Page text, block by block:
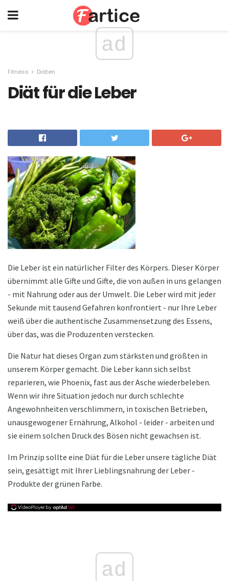
ad
Fitness Diäten
Diät für die Leber
Die Leber ist ein natürlicher Filter des Körpers. Dieser Körper
übernimmt alle Gifte und Gifte, die von außen in uns gelangen
- mit Nahrung oder aus der Umwelt. Die Leber wird mit jeder
Sekunde mit tausend Gefahren konfrontiert - nur Ihre Leber
weiß über die authentische Zusammensetzung des Essens,
über das, was die Produzenten verstecken.
Die Natur hat dieses Organ zum stärksten und größten in
unserem Körper gemacht. Die Leber kann sich selbst
reparieren, wie Phoenix, fast aus der Asche wiederbeleben.
Wenn wir ihre Situation jedoch nur durch schlechte
Angewohnheiten verschlimmern, in toxischen Betrieben,
unausgewogener Ernährung, Alkohol - leider - arbeiten und
sie einem solchen Druck des Bösen nicht gewachsen ist.
Im Prinzip sollte eine Diät für die Leber unsere tägliche Diät
sein, gesättigt mit Ihrer Lieblingsnahrung der Leber -
Produkte der grünen Farbe.
ad